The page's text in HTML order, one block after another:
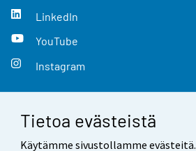
Tietoa evästeistä
Käytämme sivustollamme evästeitä.
LinkedIn
YouTube
Instagram
Yhteystiedot